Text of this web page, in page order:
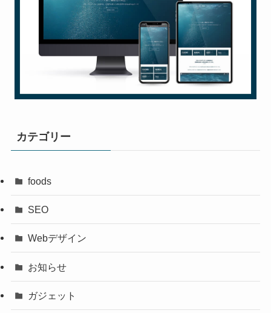
カテゴリー
foods
SEO
Webデザイン
お知らせ
ガジェット